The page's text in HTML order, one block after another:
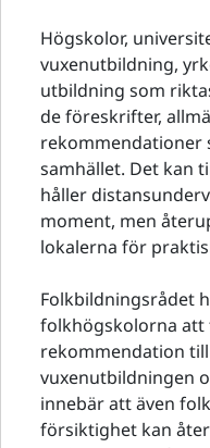
Högskolor,
vuxenutbildning,
utbildning som
de föreskrifter,
rekommendationer
samhället. Det kan
håller
moment, men
lokalerna för
Folkbildningsrådet
folkhögskolorna att
rekommendation
vuxenutbildningen
innebär att även
försiktighet kan